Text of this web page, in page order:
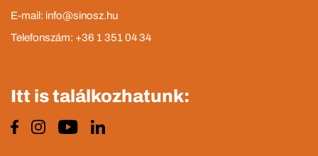
E-mail: info@sinosz.hu
Telefonszám: +36 1 351 04 34
Itt is találkozhatunk: